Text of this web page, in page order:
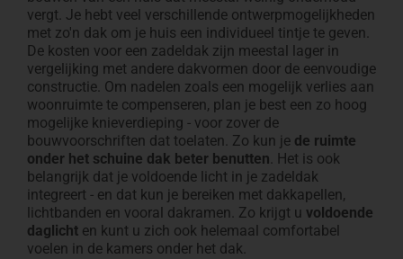
vergt. Je hebt veel verschillende ontwerpmogelijkheden
met zo'n dak om je huis een individueel tintje te geven.
De kosten voor een zadeldak zijn meestal lager in
vergelijking met andere dakvormen door de eenvoudige
constructie. Om nadelen zoals een mogelijk verlies aan
woonruimte te compenseren, plan je best een zo hoog
mogelijke knieverdieping - voor zover de
bouwvoorschriften dat toelaten. Zo kun je de ruimte
onder het schuine dak beter benutten. Het is ook
belangrijk dat je voldoende licht in je zadeldak
integreert - en dat kun je bereiken met dakkapellen,
lichtbanden en vooral dakramen. Zo krijgt u voldoende
daglicht en kunt u zich ook helemaal comfortabel
voelen in de kamers onder het dak.